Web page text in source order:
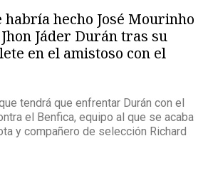
habría hecho José Mourinho
Jáder Durán tras su
en el amistoso con el
tendrá que enfrentar Durán con el
el Benfica, equipo al que se acaba
y compañero de selección Richard